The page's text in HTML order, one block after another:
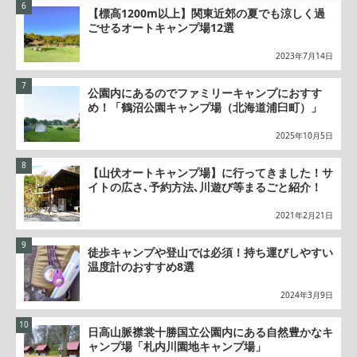
【標高1200m以上】関東近郊の夏でも涼しく過
ごせるオートキャンプ場12選
2023年7月14日
公園内にあるのでファミリーキャンプにおすす
め！「鶴沼公園キャンプ場（北海道浦臼町）」
2025年10月5日
【山伏オートキャンプ場】に行ってきました！サ
イトの広さ､予約方法､川遊び等まるごと紹介！
2021年2月21日
徒歩キャンプや登山では必須！持ち運びしやすい
温度計のおすすめ8選
2024年3月9日
日高山脈襟裳十勝国立公園内にある自然豊かなキ
ャンプ場「札内川園地キャンプ場」